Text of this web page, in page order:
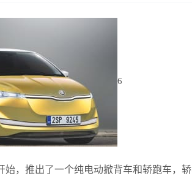
6
始，推出了一个纯电动掀背车和轿跑车，